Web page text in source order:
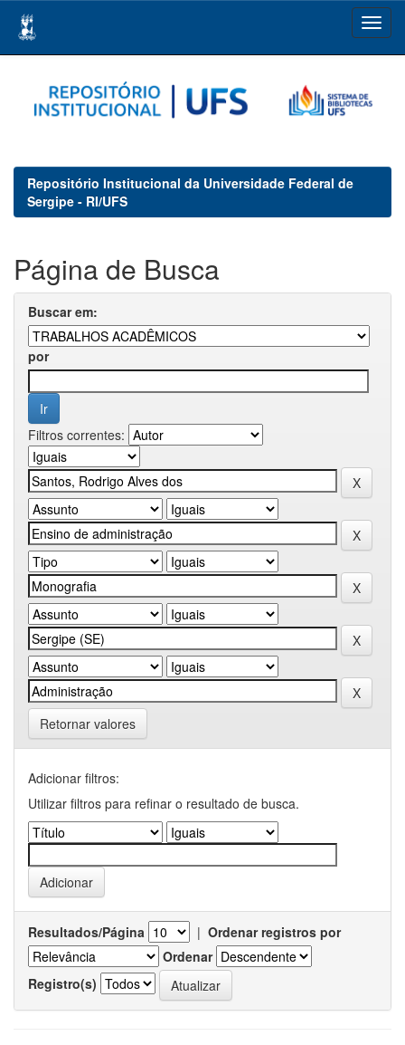
navigation
Repositório Institucional da Universidade Federal de
Sergipe - RI/UFS
Página de Busca
Buscar em:
por
Filtros correntes:
Retornar valores
Adicionar filtros:
Utilizar filtros para refinar o resultado de busca.
Resultados/Página | Ordenar registros por
Ordenar
Registro(s)